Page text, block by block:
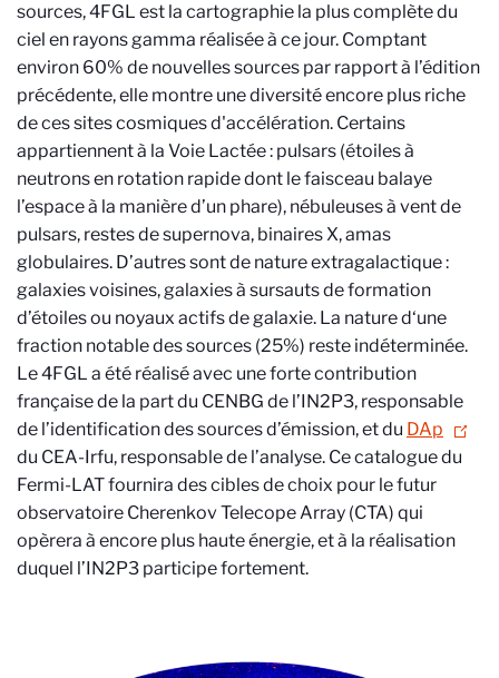
sources, 4FGL est la cartographie la plus complète du
ciel en rayons gamma réalisée à ce jour. Comptant
environ 60% de nouvelles sources par rapport à l’édition
précédente, elle montre une diversité encore plus riche
de ces sites cosmiques d'accélération. Certains
appartiennent à la Voie Lactée : pulsars (étoiles à
neutrons en rotation rapide dont le faisceau balaye
l’espace à la manière d’un phare), nébuleuses à vent de
pulsars, restes de supernova, binaires X, amas
globulaires. D’autres sont de nature extragalactique :
galaxies voisines, galaxies à sursauts de formation
d’étoiles ou noyaux actifs de galaxie. La nature d‘une
fraction notable des sources (25%) reste indéterminée.
Le 4FGL a été réalisé avec une forte contribution
française de la part du CENBG de l’IN2P3, responsable
de l’identification des sources d’émission, et du DAp
du CEA-Irfu, responsable de l’analyse. Ce catalogue du
Fermi-LAT fournira des cibles de choix pour le futur
observatoire Cherenkov Telecope Array (CTA) qui
opèrera à encore plus haute énergie, et à la réalisation
duquel l’IN2P3 participe fortement.